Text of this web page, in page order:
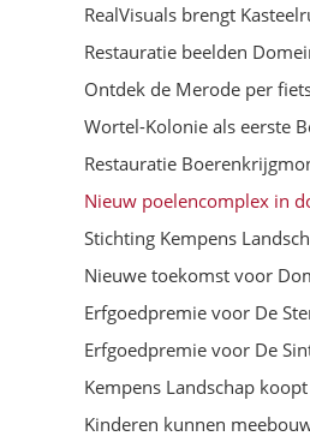
RealVisuals brengt
Restauratie beelden
Ontdek de Merode per
Wortel-Kolonie als eerste
Restauratie
Nieuw poelencomplex in
Stichting Kempens
Nieuwe toekomst voor
Erfgoedpremie voor De
Erfgoedpremie voor De
Kempens Landschap
Kinderen kunnen